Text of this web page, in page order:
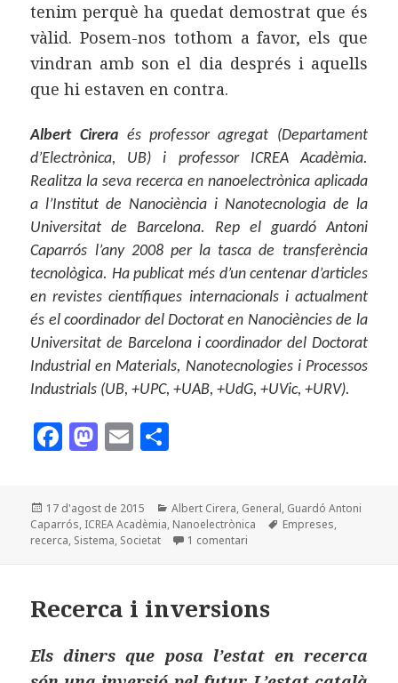
tenim perquè ha quedat demostrat que és
vàlid. Posem-nos tothom a favor, els que
vindran amb son el dia després i aquells
que hi estaven en contra.
Albert Cirera és professor agregat (Departament
d’Electrònica, UB) i professor ICREA Acadèmia.
Realitza la seva recerca en nanoelectrònica aplicada
a l’Institut de Nanociència i Nanotecnologia de la
Universitat de Barcelona. Rep el guardó Antoni
Caparrós l’any 2008 per la tasca de transferència
tecnològica. Ha publicat més d’un centenar d’articles
en revistes científiques internacionals i actualment
és el coordinador del Doctorat en Nanociències de la
Universitat de Barcelona i coordinador del Doctorat
Industrial en Materials, Nanotecnologies i Processos
Industrials (UB, +UPC, +UAB, +UdG, +UVic, +URV).
F
c
e
b
o
M
to
d
o
E
l
m
p
a
ei
Publicat
el
17 d'agost de 2015 Categories
Albert Cirera, General, Guardó Antoni
Caparrós, ICREA Acadèmia, Nanoelectrònica Etiquetes
Empreses,
recerca, Sistema, Societat 1 comentari
Recerca i inversions
Els diners que posa l’estat en recerca